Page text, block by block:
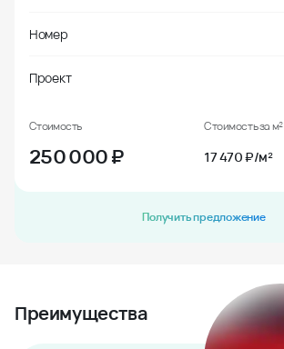
Номер
Проект
Стоимость
250 000₽
Стоимость за м²
17 470 ₽/м²
Получить предложение
Преимущества